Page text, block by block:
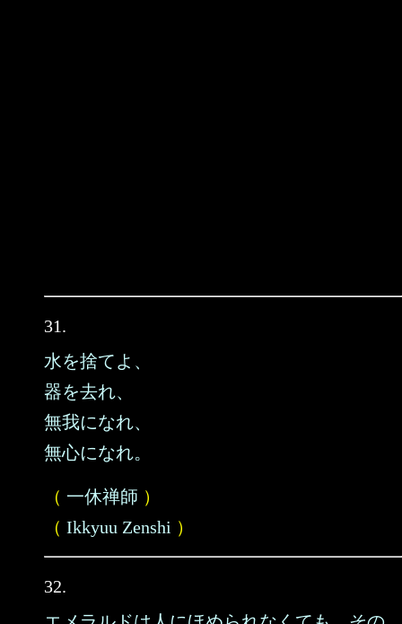
31.
水を捨てよ、
器を去れ、
無我になれ、
無心になれ。
（ 一休禅師 ）
（ Ikkyuu Zenshi ）
32.